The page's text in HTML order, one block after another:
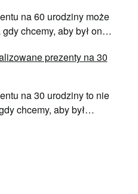
na 60 urodziny może
chcemy, aby był on…
prezenty na 30
na 30 urodziny to nie
chcemy, aby był…